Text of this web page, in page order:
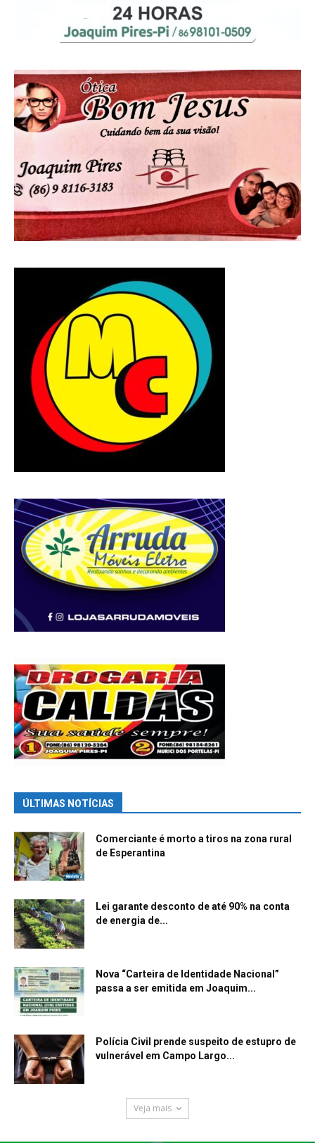
ÚLTIMAS NOTÍCIAS
Comerciante é morto a tiros na zona rural
de Esperantina
Lei garante desconto de até 90% na conta
de energia de...
Nova “Carteira de Identidade Nacional”
passa a ser emitida em Joaquim...
Polícia Civil prende suspeito de estupro de
vulnerável em Campo Largo...
Veja mais